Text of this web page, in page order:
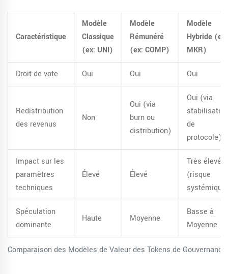
Comparaison des Modèles de Valeur des Tokens de Gouvernance
Caractéristique
Modèle
Classique
(ex: UNI)
Modèle
Rémunéré
(ex: COMP)
Modèle
Hybride (ex:
MKR)
Droit de vote Oui Oui Oui
Redistribution
des revenus
Non
Oui (via
burn ou
distribution)
Oui (via
stabilisation
de
protocole)
Impact sur les
paramètres
techniques
Élevé Élevé
Très élevé
(risque
Spéculation
dominante
Haute Moyenne
Basse à
Moyenne